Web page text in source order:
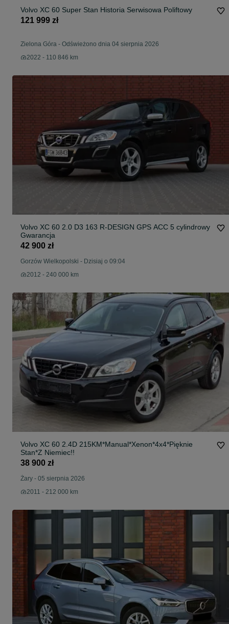
Volvo XC 60 Super Stan Historia Serwisowa Poliftowy
121 999 zł
Zielona Góra - Odświeżono dnia 04 sierpnia 2026
2022 - 110 846 km
Volvo XC 60 2.0 D3 163 R-DESIGN GPS ACC 5 cylindrowy
Gwarancja
42 900 zł
Gorzów Wielkopolski - Dzisiaj o 09:04
2012 - 240 000 km
Volvo XC 60 2.4D 215KM*Manual*Xenon*4x4*Pięknie
Stan*Z Niemiec!!
38 900 zł
Żary - 05 sierpnia 2026
2011 - 212 000 km